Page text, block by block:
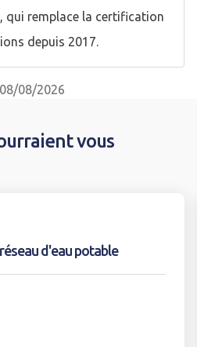
qui remplace la certification
depuis 2017.
08/2026
vous
d'eau potable